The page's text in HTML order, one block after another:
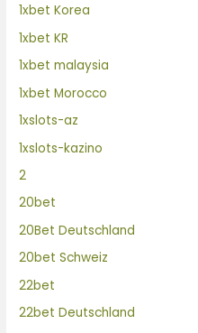
1xbet Korea
1xbet KR
1xbet malaysia
1xbet Morocco
1xslots-az
1xslots-kazino
2
20bet
20Bet Deutschland
20bet Schweiz
22bet
22bet Deutschland